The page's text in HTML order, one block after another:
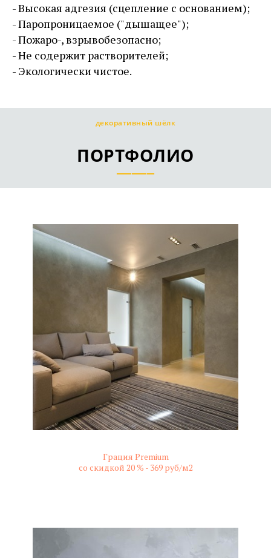
- Высокая адгезия (сцепление с основанием);
- Паропроницаемое ("дышащее");
- Пожаро-, взрывобезопасно;
- Не содержит растворителей;
- Экологически чистое.
декоративный шёлк
ПОРТФОЛИО
_____
Грация Premium
со скидкой 20 % - 369 руб/м2